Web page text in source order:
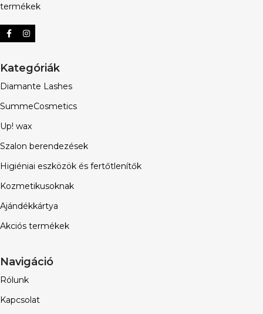
termékek
Kategóriák
Diamante Lashes
SummeCosmetics
Up! wax
Szalon berendezések
Higiéniai eszközök és fertőtlenítők
Kozmetikusoknak
Ajándékkártya
Akciós termékek
Navigáció
Rólunk
Kapcsolat